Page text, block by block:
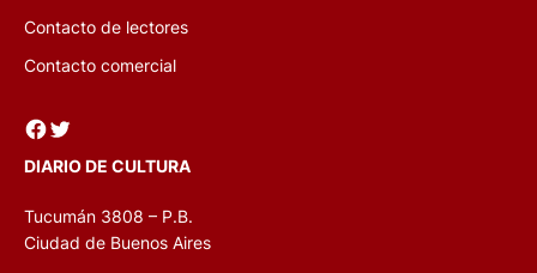
Contacto de lectores
Contacto comercial
Facebook Twitter
DIARIO DE CULTURA
Tucumán 3808 – P.B.
Ciudad de Buenos Aires